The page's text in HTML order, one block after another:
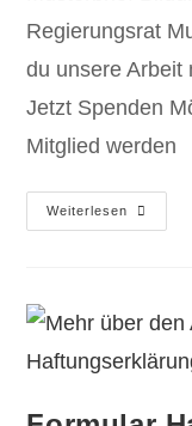
Regierungsrat
du unsere Arbeit
Jetzt Spenden
Mitglied werden
Weiterlesen